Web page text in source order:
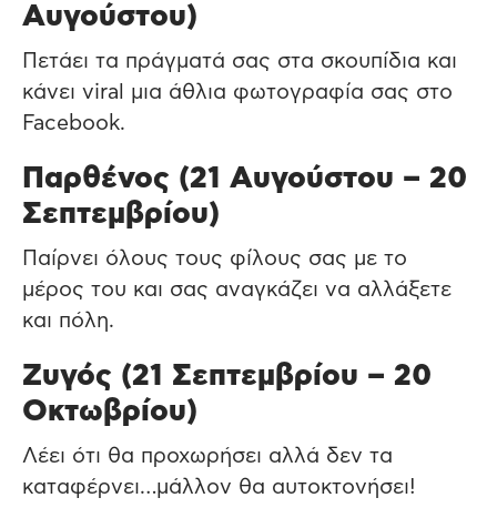
Αυγούστου)
Πετάει τα πράγματά σας στα σκουπίδια και
κάνει viral μια άθλια φωτογραφία σας στο
Facebook.
Παρθένος (21 Αυγούστου – 20
Σεπτεμβρίου)
Παίρνει όλους τους φίλους σας με το
μέρος του και σας αναγκάζει να αλλάξετε
και πόλη.
Ζυγός (21 Σεπτεμβρίου – 20
Οκτωβρίου)
Λέει ότι θα προχωρήσει αλλά δεν τα
καταφέρνει…μάλλον θα αυτοκτονήσει!